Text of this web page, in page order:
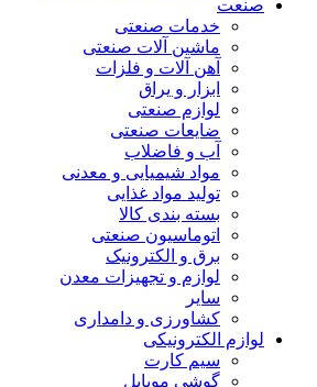
صنعت
خدمات صنعتی
ماشین آلات صنعتی
آهن آلات و فلزات
ابزار و یراق
لوازم صنعتی
ضایعات صنعتی
آب و فاضلاب
مواد شیمیایی و معدنی
تولید مواد غذایی
بسته بندی کالا
اتوماسیون صنعتی
برق و الکترونیک
لوازم و تجهیزات معدن
سایر
کشاورزی و دامداری
لوازم الکترونیکی
سیم کارت
گوشی موبایل